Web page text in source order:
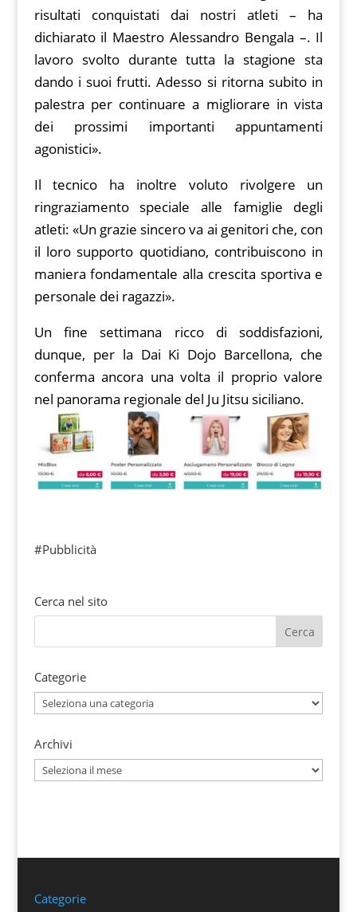
risultati conquistati dai nostri atleti – ha
dichiarato il Maestro Alessandro Bengala –. Il
lavoro svolto durante tutta la stagione sta
dando i suoi frutti. Adesso si ritorna subito in
palestra per continuare a migliorare in vista
dei prossimi importanti appuntamenti
agonistici».
Il tecnico ha inoltre voluto rivolgere un
ringraziamento speciale alle famiglie degli
atleti: «Un grazie sincero va ai genitori che, con
il loro supporto quotidiano, contribuiscono in
maniera fondamentale alla crescita sportiva e
personale dei ragazzi».
Un fine settimana ricco di soddisfazioni,
dunque, per la Dai Ki Dojo Barcellona, che
conferma ancora una volta il proprio valore
nel panorama regionale del Ju Jitsu siciliano.
#Pubblicità
Cerca nel sito
Categorie
Categorie
Archivi
Archivi
Categorie